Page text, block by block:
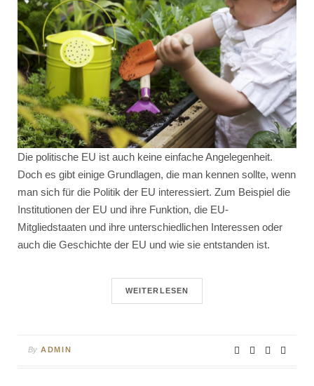
Die politische EU ist auch keine einfache Angelegenheit.
Doch es gibt einige Grundlagen, die man kennen sollte, wenn
man sich für die Politik der EU interessiert. Zum Beispiel die
Institutionen der EU und ihre Funktion, die EU-
Mitgliedstaaten und ihre unterschiedlichen Interessen oder
auch die Geschichte der EU und wie sie entstanden ist.
WEITERLESEN
By ADMIN